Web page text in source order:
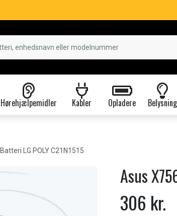
Hørehjælpemidler Kabler Opladere Belysning
LG POLY C21N1515
Asus
306 kr.